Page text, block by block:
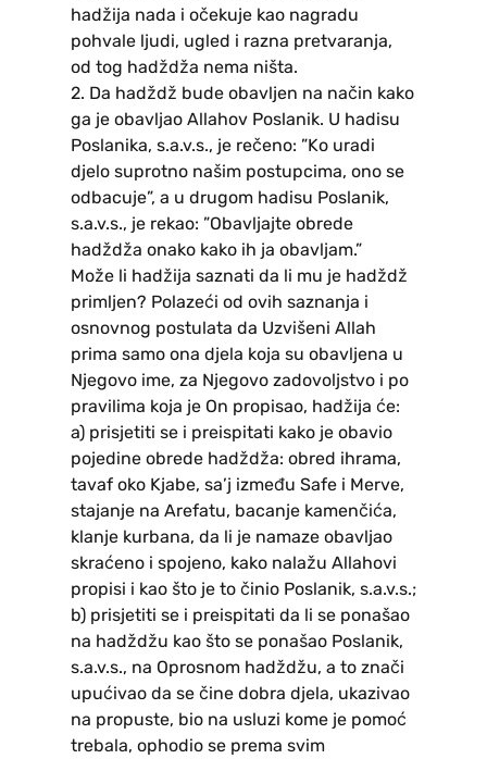
hadžija nada i očekuje kao nagradu
pohvale ljudi, ugled i razna pretvaranja,
od tog hadždža nema ništa.
2. Da hadždž bude obavljen na način kako
ga je obavljao Allahov Poslanik. U hadisu
Poslanika, s.a.v.s., je rečeno: ”Ko uradi
djelo suprotno našim postupcima, ono se
odbacuje”, a u drugom hadisu Poslanik,
s.a.v.s., je rekao: ”Obavljajte obrede
hadždža onako kako ih ja obavljam.”
Može li hadžija saznati da li mu je hadždž
primljen? Polazeći od ovih saznanja i
osnovnog postulata da Uzvišeni Allah
prima samo ona djela koja su obavljena u
Njegovo ime, za Njegovo zadovoljstvo i po
pravilima koja je On propisao, hadžija će:
a) prisjetiti se i preispitati kako je obavio
pojedine obrede hadždža: obred ihrama,
tavaf oko Kjabe, sa’j između Safe i Merve,
stajanje na Arefatu, bacanje kamenčića,
klanje kurbana, da li je namaze obavljao
skraćeno i spojeno, kako nalažu Allahovi
propisi i kao što je to činio Poslanik, s.a.v.s.;
b) prisjetiti se i preispitati da li se ponašao
na hadždžu kao što se ponašao Poslanik,
s.a.v.s., na Oprosnom hadždžu, a to znači
upućivao da se čine dobra djela, ukazivao
na propuste, bio na usluzi kome je pomoć
trebala, ophodio se prema svim